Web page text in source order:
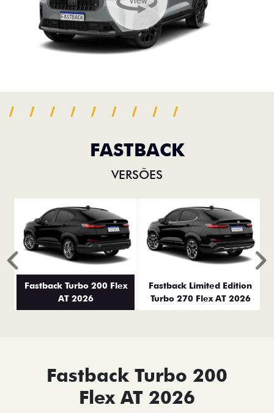
FASTBACK
VERSÕES
Fastback Turbo 200 Flex
AT 2026
Fastback Limited Edition
Turbo 270 Flex AT 2026
Anterior
Fastback Turbo 200
Flex AT 2026